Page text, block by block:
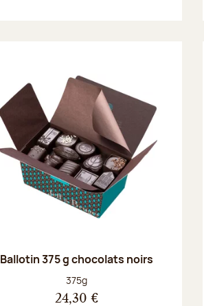
Ballotin 375 g chocolats noirs
Poids net :
375g
24,30 €